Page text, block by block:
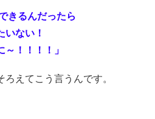
きるんだったら
ない！
！！！！」
えてこう言うんです。